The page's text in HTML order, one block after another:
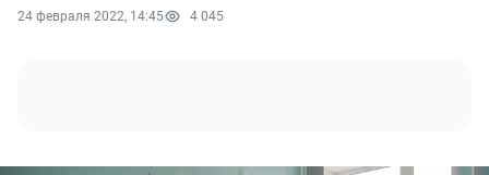
24 февраля 2022, 14:45 4 045